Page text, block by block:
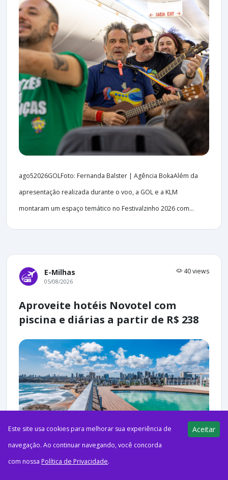
ago52026GOLFoto: Fernanda Balster | Agência BokaAlém da
apresentação realizada durante o voo, a GOL e a KLM
montaram um espaço temático no Festivalzinho 2026 com...
E-Milhas 40 views
05/08/2026
Aproveite hotéis Novotel com
piscina e diárias a partir de R$ 238
ago52026PublicidadeCréditos: Novotel Salvador Rio Vermelho |
Este site usa cookies para melhorar sua experiência de
navegação. Ao continuar navegando, você concorda
com nossa Política de Privacidade.
Aceitar